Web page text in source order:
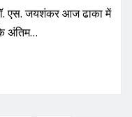
एस. जयशंकर आज ढाका में
के अंतिम…